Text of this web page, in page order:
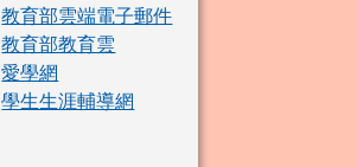
教育部雲端電子郵件
教育部教育雲
愛學網
學生生涯輔導網